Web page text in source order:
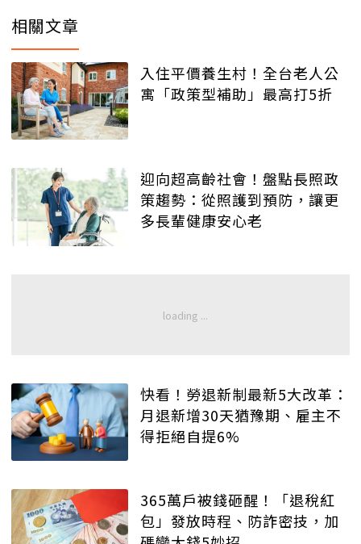
相關文章
入住平價養生村！全台老人公
寓「政策型補助」最高打5折
迎向超高齡社會！盤點長照政
策趨勢：從照護到預防，讓更
多長輩健康安心老
快看！勞退新制最新5大改革：
月退新增30天猶豫期、雇主不
得拒絕自提6%
365萬戶被錢砸醒！「退稅紅
包」發放時程、防詐密技，加